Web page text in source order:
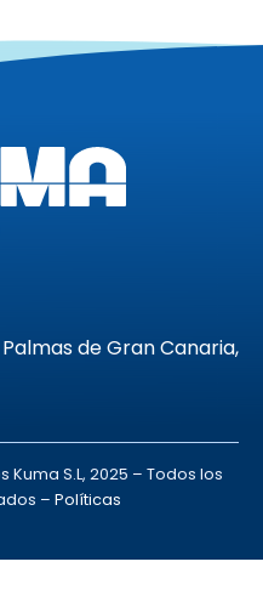
Palmas de Gran Canaria,
S.L, 2025 – Todos los
– Políticas